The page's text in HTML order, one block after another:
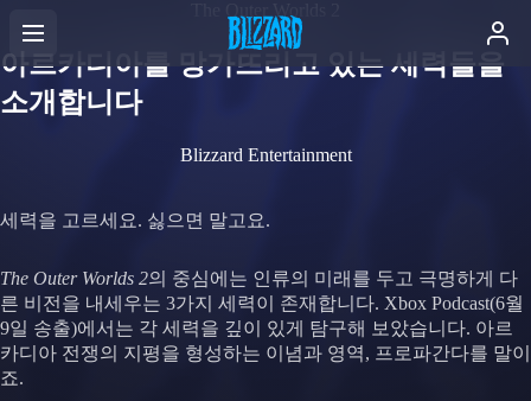
아르카디아를 망가뜨리고 있는 세력들을
소개합니다
Blizzard Entertainment
세력을 고르세요. 싫으면 말고요.
The Outer Worlds 2의 중심에는 인류의 미래를 두고 극명하게 다
른 비전을 내세우는 3가지 세력이 존재합니다. Xbox Podcast(6월
9일 송출)에서는 각 세력을 깊이 있게 탐구해 보았습니다. 아르
카디아 전쟁의 지평을 형성하는 이념과 영역, 프로파간다를 말이
죠.